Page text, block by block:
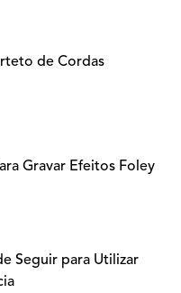
de Cordas
Gravar Efeitos Foley
Seguir para Utilizar